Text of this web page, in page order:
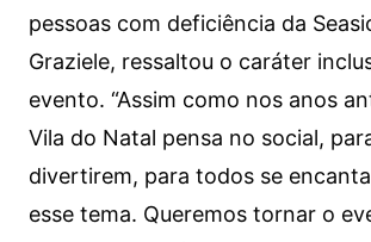
pessoas com deficiência da
Graziele, ressaltou o caráter
evento. “Assim como nos anos
Vila do Natal pensa no social,
divertirem, para todos se
esse tema. Queremos tornar o